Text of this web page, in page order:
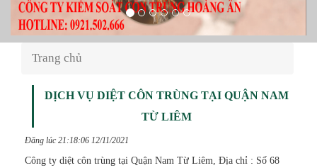
Trang chủ
DỊCH VỤ DIỆT CÔN TRÙNG TẠI QUẬN NAM
TỪ LIÊM
Đăng lúc 21:18:06 12/11/2021
Công ty diệt côn trùng tại Quận Nam Từ Liêm, Địa chỉ : Số 68